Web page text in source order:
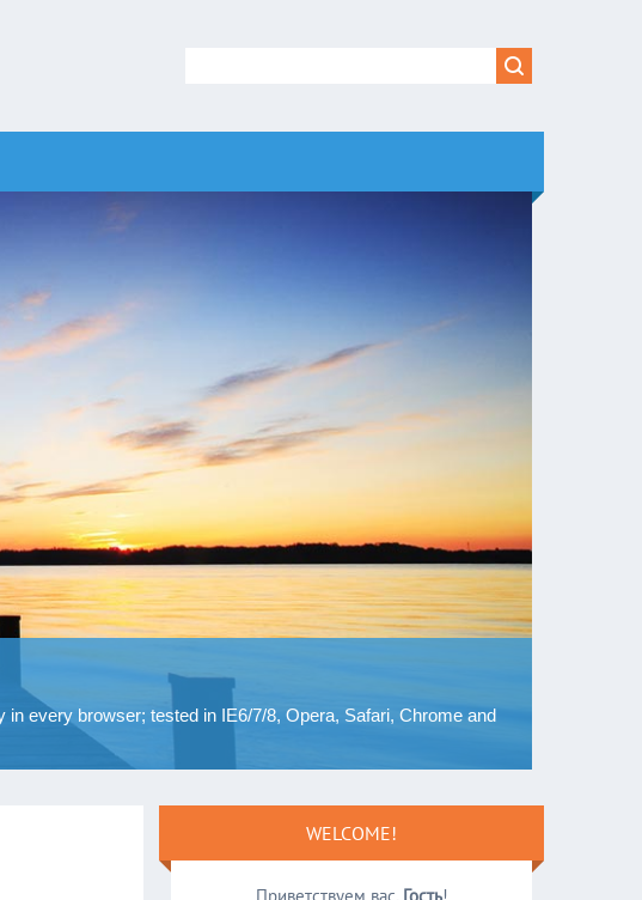
every browser; tested in IE6/7/8, Opera, Safari, Chrome and
WELCOME!